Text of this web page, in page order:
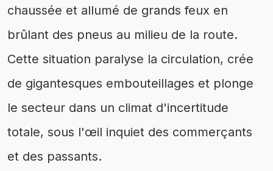
chaussée et allumé de grands feux en
brûlant des pneus au milieu de la route.
Cette situation paralyse la circulation, crée
de gigantesques embouteillages et plonge
le secteur dans un climat d'incertitude
totale, sous l'œil inquiet des commerçants
et des passants.